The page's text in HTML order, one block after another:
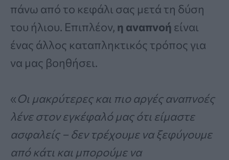
πάνω από το κεφάλι σας μετά τη δύση
του ήλιου. Επιπλέον, η αναπνοή είναι
ένας άλλος καταπληκτικός τρόπος για
να μας βοηθήσει.
«Οι μακρύτερες και πιο αργές αναπνοές
λένε στον εγκέφαλό μας ότι είμαστε
ασφαλείς – δεν τρέχουμε να ξεφύγουμε
από κάτι και μπορούμε να